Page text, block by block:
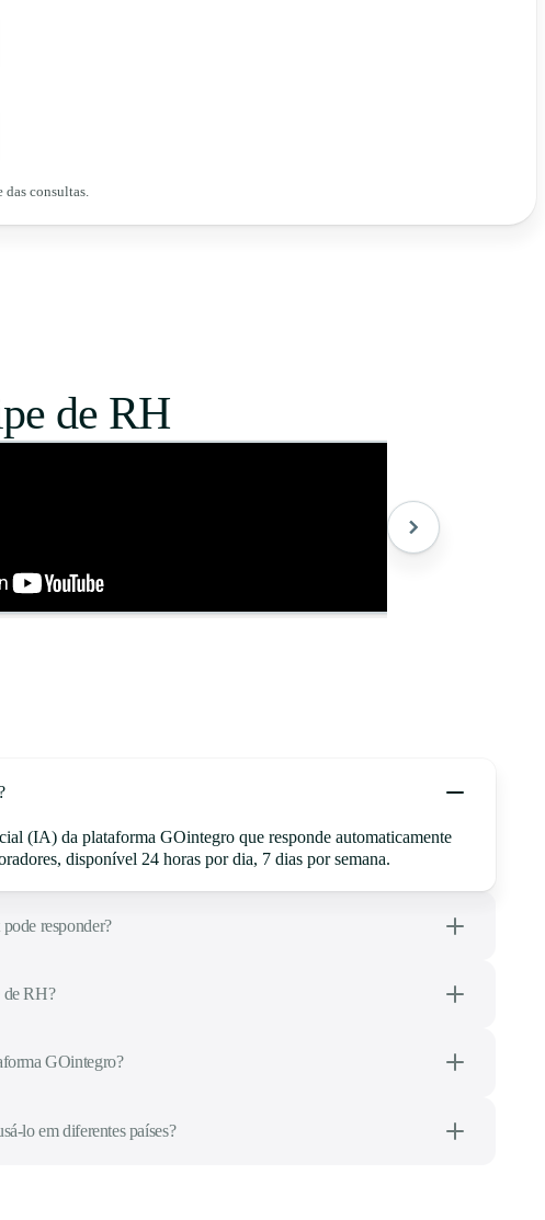
consultas.
de RH
(IA) da plataforma GOintegro que responde automaticamente
disponível 24 horas por dia, 7 dias por semana.
responder?
de RH?
GOintegro?
lo em diferentes países?